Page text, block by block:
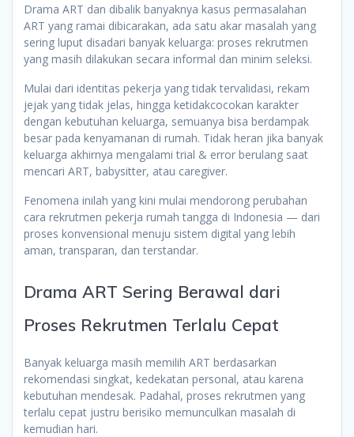
Drama ART dan dibalik banyaknya kasus permasalahan
ART yang ramai dibicarakan, ada satu akar masalah yang
sering luput disadari banyak keluarga: proses rekrutmen
yang masih dilakukan secara informal dan minim seleksi.
Mulai dari identitas pekerja yang tidak tervalidasi, rekam
jejak yang tidak jelas, hingga ketidakcocokan karakter
dengan kebutuhan keluarga, semuanya bisa berdampak
besar pada kenyamanan di rumah. Tidak heran jika banyak
keluarga akhirnya mengalami trial & error berulang saat
mencari ART, babysitter, atau caregiver.
Fenomena inilah yang kini mulai mendorong perubahan
cara rekrutmen pekerja rumah tangga di Indonesia — dari
proses konvensional menuju sistem digital yang lebih
aman, transparan, dan terstandar.
Drama ART Sering Berawal dari
Proses Rekrutmen Terlalu Cepat
Banyak keluarga masih memilih ART berdasarkan
rekomendasi singkat, kedekatan personal, atau karena
kebutuhan mendesak. Padahal, proses rekrutmen yang
terlalu cepat justru berisiko memunculkan masalah di
kemudian hari.